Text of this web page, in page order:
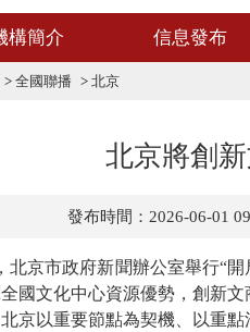
構簡介 信息發布
> 全國聯播 > 北京
北京將創
發布時間：2026-06-01
京市政府新聞辦公室舉行“開
國文化中心資源優勢，創新
以重要節點為契機、以重點